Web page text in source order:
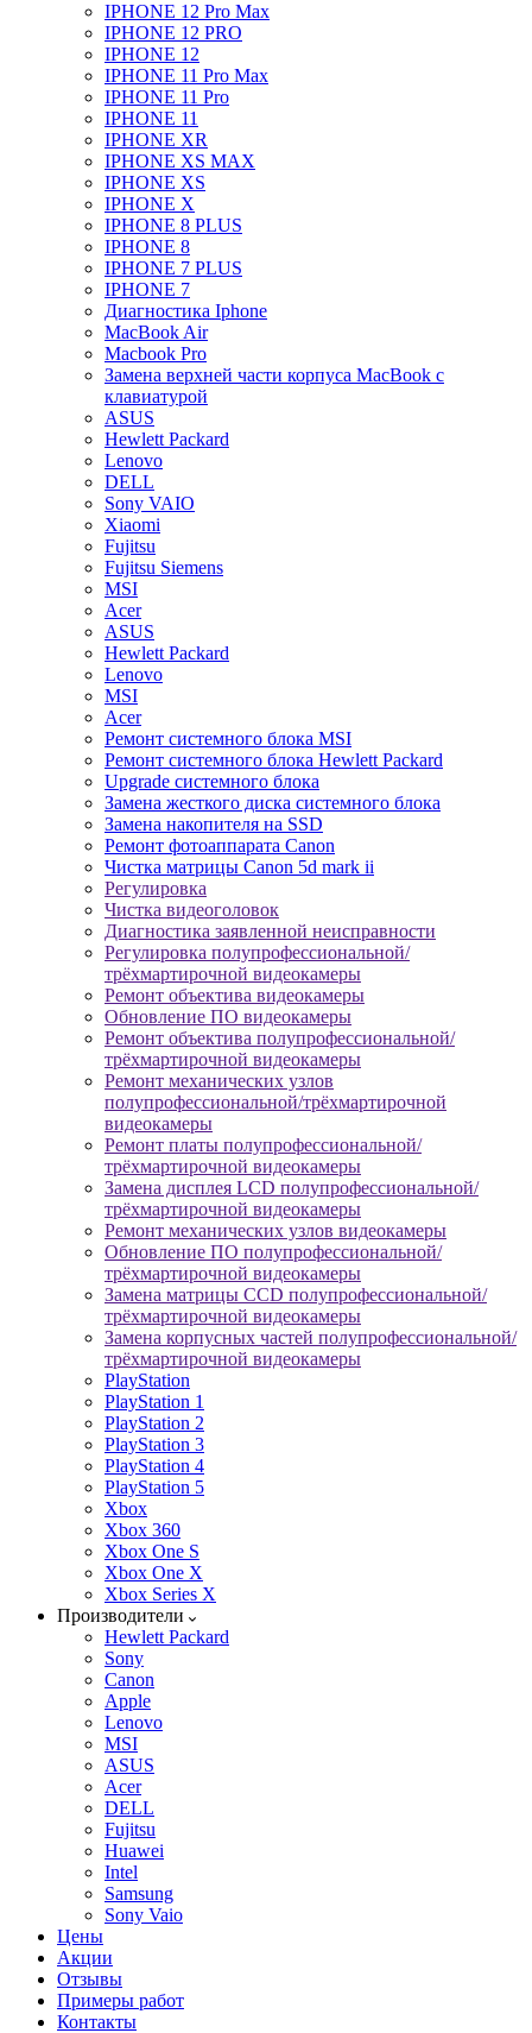
IPHONE 12 Pro Max
IPHONE 12 PRO
IPHONE 12
IPHONE 11 Pro Max
IPHONE 11 Pro
IPHONE 11
IPHONE XR
IPHONE XS MAX
IPHONE XS
IPHONE X
IPHONE 8 PLUS
IPHONE 8
IPHONE 7 PLUS
IPHONE 7
Диагностика Iphone
MacBook Air
Macbook Pro
Замена верхней части корпуса MacBook с
клавиатурой
ASUS
Hewlett Packard
Lenovo
DELL
Sony VAIO
Xiaomi
Fujitsu
Fujitsu Siemens
MSI
Acer
ASUS
Hewlett Packard
Lenovo
MSI
Acer
Ремонт системного блока MSI
Ремонт системного блока Hewlett Packard
Upgrade системного блока
Замена жесткого диска системного блока
Замена накопителя на SSD
Ремонт фотоаппарата Canon
Чистка матрицы Canon 5d mark ii
Регулировка
Чистка видеоголовок
Диагностика заявленной неисправности
Регулировка полупрофессиональной/
трёхмартирочной видеокамеры
Ремонт объектива видеокамеры
Обновление ПО видеокамеры
Ремонт объектива полупрофессиональной/
трёхмартирочной видеокамеры
Ремонт механических узлов
полупрофессиональной/трёхмартирочной
видеокамеры
Ремонт платы полупрофессиональной/
трёхмартирочной видеокамеры
Замена дисплея LCD полупрофессиональной/
трёхмартирочной видеокамеры
Ремонт механических узлов видеокамеры
Обновление ПО полупрофессиональной/
трёхмартирочной видеокамеры
Замена матрицы CCD полупрофессиональной/
трёхмартирочной видеокамеры
Замена корпусных частей полупрофессиональной/
трёхмартирочной видеокамеры
PlayStation
PlayStation 1
PlayStation 2
PlayStation 3
PlayStation 4
PlayStation 5
Xbox
Xbox 360
Xbox One S
Xbox One X
Xbox Series X
Производители
Hewlett Packard
Sony
Canon
Apple
Lenovo
MSI
ASUS
Acer
DELL
Fujitsu
Huawei
Intel
Samsung
Sony Vaio
Цены
Акции
Отзывы
Примеры работ
Контакты